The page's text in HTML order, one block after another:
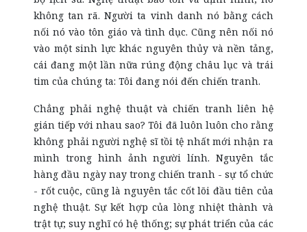
không tan rã. Người ta vinh danh nó bằng cách
nối nó vào tôn giáo và tình dục. Cũng nên nối nó
vào một sinh lực khác nguyên thủy và nền tảng,
cái đang một lần nữa rúng động châu lục và trái
tim của chúng ta: Tôi đang nói đến chiến tranh.
Chẳng phải nghệ thuật và chiến tranh liên hệ
gián tiếp với nhau sao? Tôi đã luôn luôn cho rằng
không phải người nghệ sĩ tồi tệ nhất mới nhận ra
mình trong hình ảnh người lính. Nguyên tắc
hàng đầu ngày nay trong chiến tranh - sự tổ chức
- rốt cuộc, cũng là nguyên tắc cốt lõi đầu tiên của
nghệ thuật. Sự kết hợp của lòng nhiệt thành và
trật tự; suy nghĩ có hệ thống; sự phát triển của các